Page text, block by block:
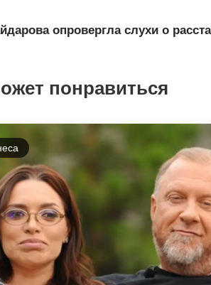
опровергла слухи о
понравиться